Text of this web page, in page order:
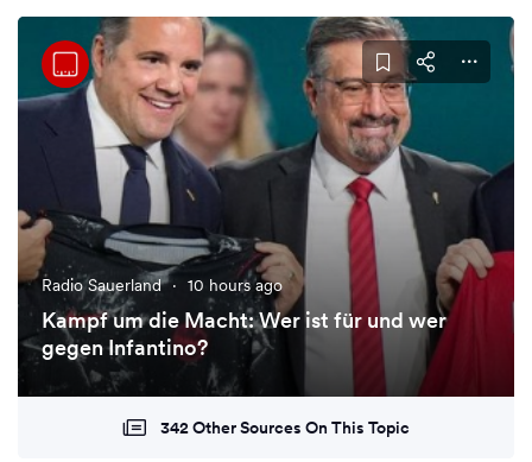
Radio Sauerland · 10 hours ago
Kampf um die Macht: Wer ist für und wer
gegen Infantino?
342 Other Sources On This Topic